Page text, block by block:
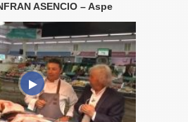
ASENCIO – Aspe